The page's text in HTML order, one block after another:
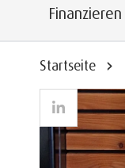
Finanzieren
Startseite
LinkedIn